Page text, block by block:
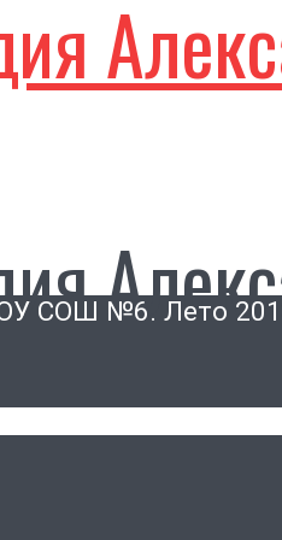
СОШ №6. Лето